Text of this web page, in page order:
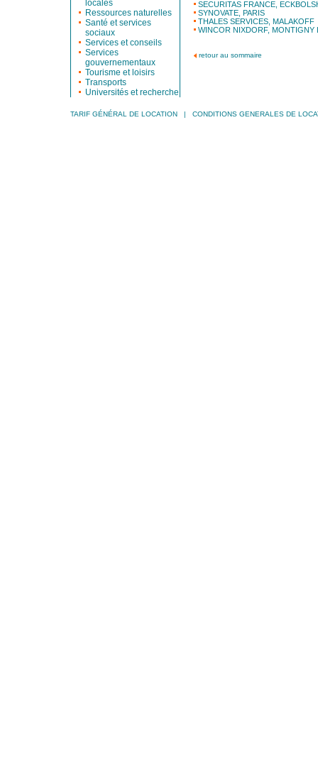
locales
Ressources naturelles
Santé et services
sociaux
Services et conseils
Services
gouvernementaux
Tourisme et loisirs
Transports
Universités et recherche
SECURITAS FRANCE,
SYNOVATE, PARIS
THALES SERVICES, MALAKOFF
WINCOR NIXDORF, MONTIGNY
retour au sommaire
TARIF GÉNÉRAL DE LOCATION| CONDITIONS GENERALES DE